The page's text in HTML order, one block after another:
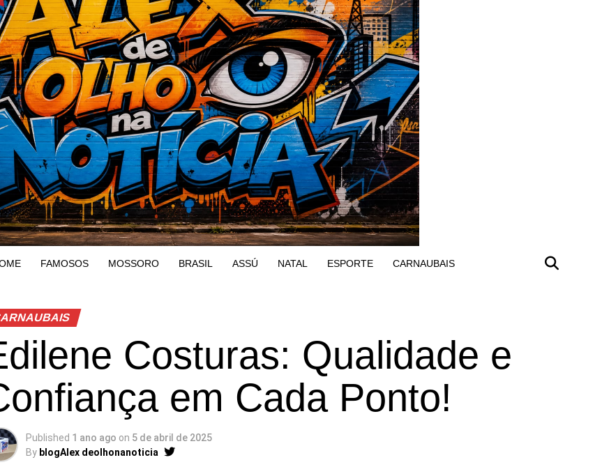
FAMOSOS MOSSORO BRASIL ASSÚ NATAL ESPORTE CARNAUBAIS
Costuras: Qualidade e
em Cada Ponto!
Published 1 ano ago on 5 de abril de 2025
By blogAlex deolhonanoticia